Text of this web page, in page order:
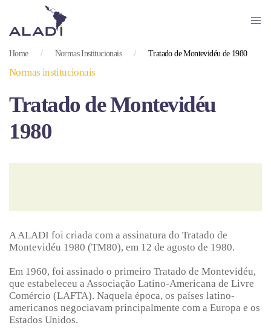
Skip
content
Home Normas Institucionais Tratado de Montevidéu de 1980
Normas institucionais
Tratado de Montevidéu
1980
A ALADI foi criada com a assinatura do Tratado de
Montevidéu 1980 (TM80), em 12 de agosto de 1980.
Em 1960, foi assinado o primeiro Tratado de Montevidéu,
que estabeleceu a Associação Latino-Americana de Livre
Comércio (LAFTA). Naquela época, os países latino-
americanos negociavam principalmente com a Europa e os
Estados Unidos.